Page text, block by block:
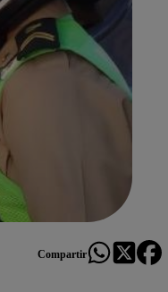
Compartir